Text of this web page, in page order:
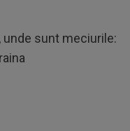
unde sunt meciurile: